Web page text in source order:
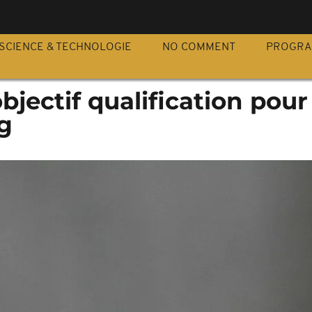
SCIENCE & TECHNOLOGIE NO COMMENT
qualification pour